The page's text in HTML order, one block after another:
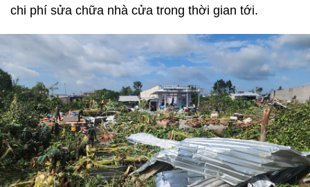
chi phí sửa chữa nhà cửa trong thời gian tới.